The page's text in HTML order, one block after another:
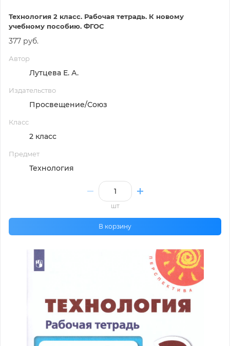
Технология 2 класс. Рабочая тетрадь. К новому
учебному пособию. ФГОС
377 руб.
Автор
Лутцева Е. А.
Издательство
Просвещение/Союз
Класс
2 класс
Предмет
Технология
шт
В корзину